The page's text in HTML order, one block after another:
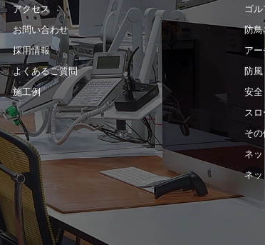
アクセス
お問い合わせ
採用情報
よくあるご質問
施工例
ゴ
防
ア
防
安
ス
そ
ネ
ネ